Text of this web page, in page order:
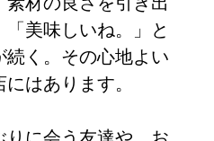
美味しいね。」と
く。その心地よい
はあります。